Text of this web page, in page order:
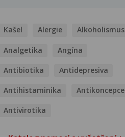
Kašel Alergie Alkoholismus
Analgetika Angína
Antibiotika Antidepresiva
Antihistaminika Antikoncepce
Antivirotika